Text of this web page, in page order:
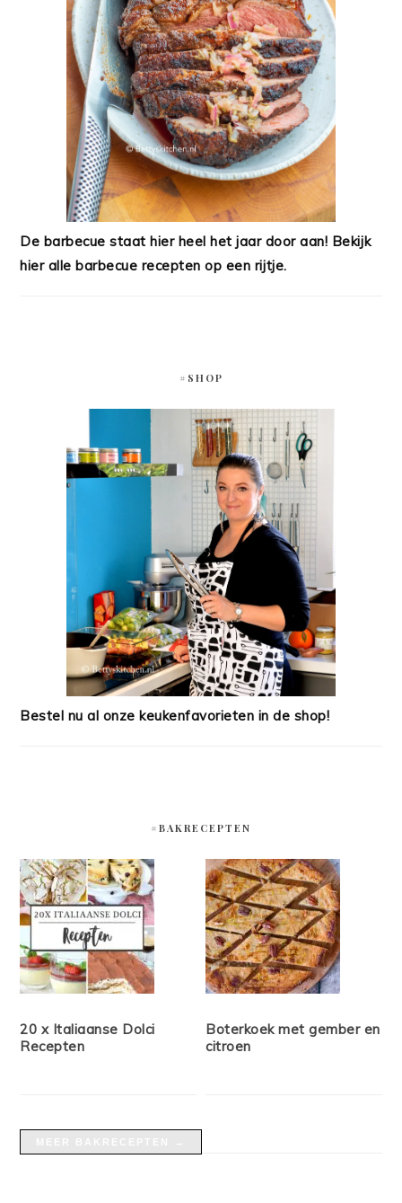
De barbecue staat hier heel het jaar door aan! Bekijk
hier alle barbecue recepten op een rijtje.
#SHOP
Bestel nu al onze keukenfavorieten in de shop!
#BAKRECEPTEN
20 x Italiaanse Dolci
Recepten
Boterkoek met gember en
citroen